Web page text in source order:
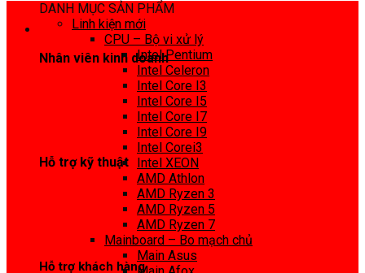
Nhân viên kinh doanh
Hỗ trợ kỹ thuật
Hỗ trợ khách hàng
DANH MỤC SẢN PHẨM
Linh kiện mới
CPU – Bộ vi xử lý
Intel Pentium
Intel Celeron
Intel Core I3
Intel Core I5
Intel Core I7
Intel Core I9
Intel Corei3
Intel XEON
AMD Athlon
AMD Ryzen 3
AMD Ryzen 5
AMD Ryzen 7
Mainboard – Bo mạch chủ
Main Asus